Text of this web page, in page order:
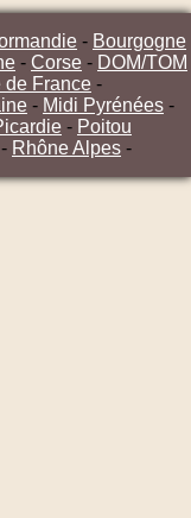
- Bourgogne
- Corse - DOM/TOM
de France -
- Midi Pyrénées -
- Poitou
- Rhône Alpes -